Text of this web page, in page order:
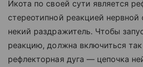
Икота по своей сути является
стереотипной реакцией
некий раздражитель. Чтобы
реакцию, должна включиться
рефлекторная дуга — цепочка